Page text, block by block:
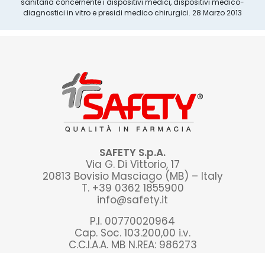
sanitaria concernente i dispositivi medici, dispositivi medico-
diagnostici in vitro e presidi medico chirurgici. 28 Marzo 2013
SAFETY S.p.A.
Via G. Di Vittorio, 17
20813 Bovisio Masciago (MB) – Italy
T. +39 0362 1855900
info@safety.it
P.I. 00770020964
Cap. Soc. 103.200,00 i.v.
C.C.I.A.A. MB N.REA: 986273